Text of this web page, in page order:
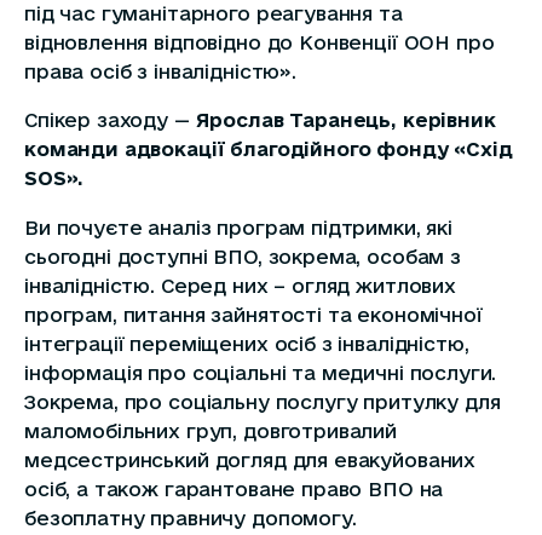
під час гуманітарного реагування та
відновлення відповідно до Конвенції ООН про
права осіб з інвалідністю».
Спікер заходу — Ярослав Таранець, керівник
команди адвокації благодійного фонду «Схід
SOS».
Ви почуєте аналіз програм підтримки, які
сьогодні доступні ВПО, зокрема, особам з
інвалідністю. Серед них – огляд житлових
програм, питання зайнятості та економічної
інтеграції переміщених осіб з інвалідністю,
інформація про соціальні та медичні послуги.
Зокрема, про соціальну послугу притулку для
маломобільних груп, довготривалий
медсестринський догляд для евакуйованих
осіб, а також гарантоване право ВПО на
безоплатну правничу допомогу.